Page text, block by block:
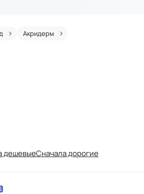
Акридерм
дешевыеCначала дорогие